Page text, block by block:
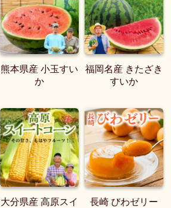
熊本県産 小玉すい
か
福岡名産 きたざき
すいか
大分県産 高原スイ
長崎 びわゼリー